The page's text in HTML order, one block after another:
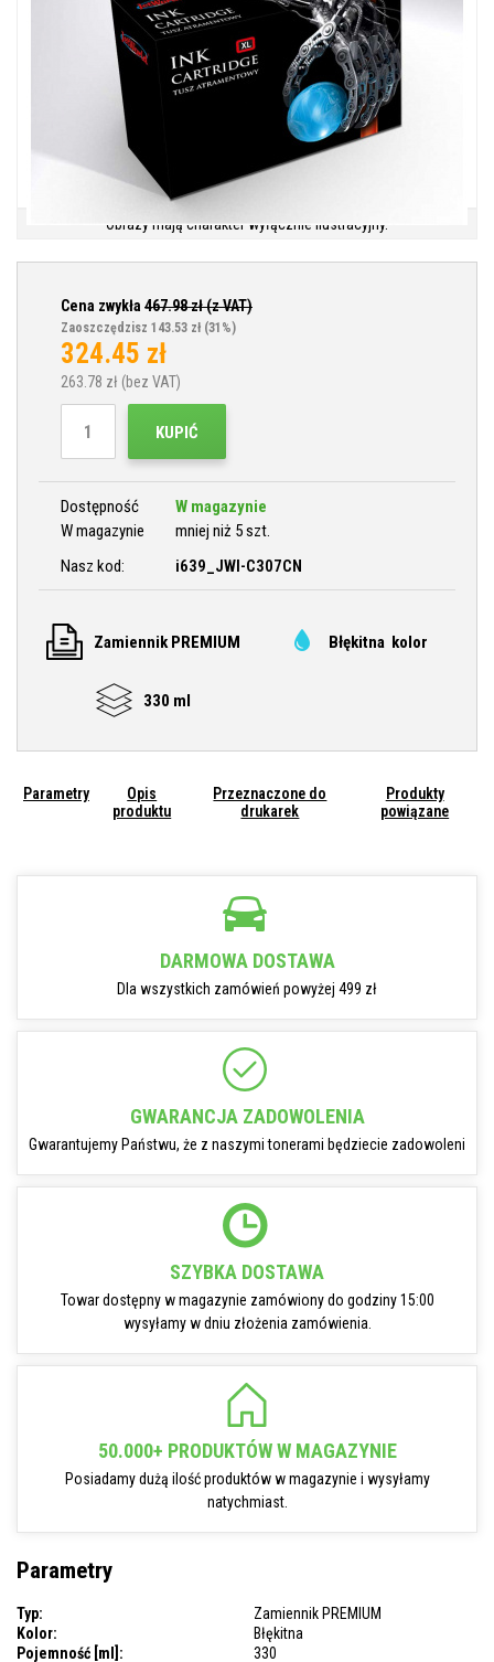
Obrazy mają charakter wyłącznie ilustracyjny.
Cena zwykła 467.98zł (z VAT)
Zaoszczędzisz 143.53 zł (31%)
324.45 zł
263.78 zł (bez VAT)
KUPIĆ
Dostępność
W magazynie
W magazynie
mniej niż 5 szt.
Nasz kod:
i639_JWI-C307CN
Zamiennik PREMIUM Błękitna kolor
330 ml
Parametry
Opis
produktu
Przeznaczone do
drukarek
Produkty
powiązane
DARMOWA DOSTAWA
Dla wszystkich zamówień powyżej 499 zł
GWARANCJA ZADOWOLENIA
Gwarantujemy Państwu, że z naszymi tonerami będziecie zadowoleni
SZYBKA DOSTAWA
Towar dostępny w magazynie zamówiony do godziny 15:00
wysyłamy w dniu złożenia zamówienia.
50.000+ PRODUKTÓW W MAGAZYNIE
Posiadamy dużą ilość produktów w magazynie i wysyłamy
natychmiast.
Parametry
Typ:
Zamiennik PREMIUM
Kolor:
Błękitna
Pojemność [ml]:
330